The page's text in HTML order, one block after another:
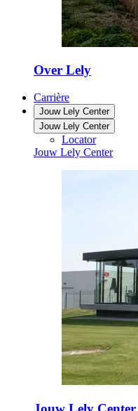
Over Lely
Carrière
Jouw Lely Center
Jouw Lely Center
Locator
Jouw Lely Center